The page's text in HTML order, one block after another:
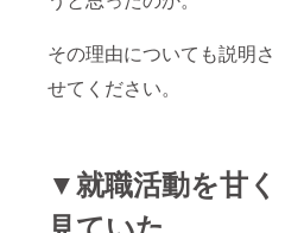
その理由についても説明さ
せてください。
▼就職活動を甘く